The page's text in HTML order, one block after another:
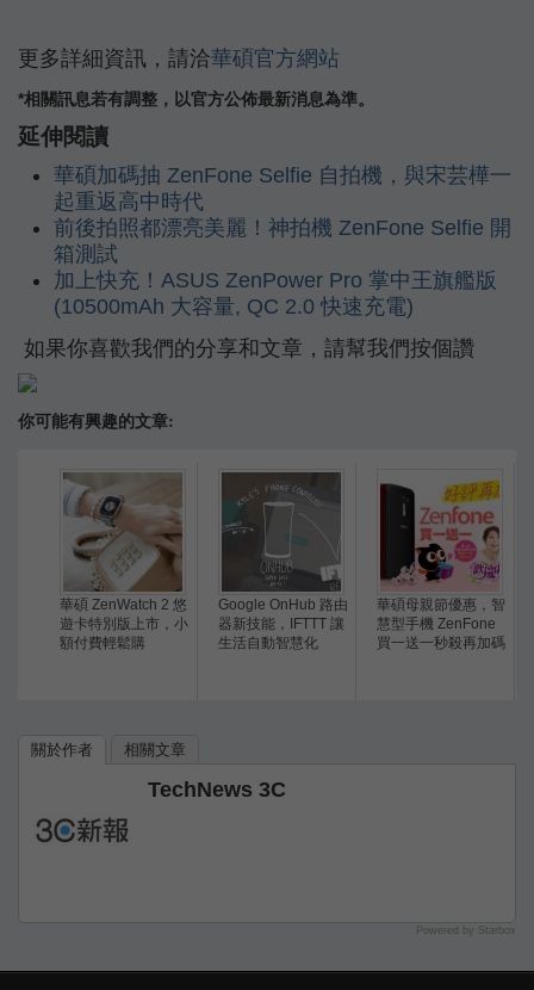
更多詳細資訊，請洽華碩官方網站
*相關訊息若有調整，以官方公佈最新消息為準。
延伸閱讀
華碩加碼抽 ZenFone Selfie 自拍機，與宋芸樺一
起重返高中時代
前後拍照都漂亮美麗！神拍機 ZenFone Selfie 開
箱測試
加上快充！ASUS ZenPower Pro 掌中王旗艦版
(10500mAh 大容量, QC 2.0 快速充電)
如果你喜歡我們的分享和文章，請幫我們按個讚
你可能有興趣的文章:
華碩 ZenWatch 2 悠
遊卡特別版上市，小
額付費輕鬆購
Google OnHub 路由
器新技能，IFTTT 讓
生活自動智慧化
華碩母親節優惠，智
慧型手機 ZenFone
買一送一秒殺再加碼
關於作者 相關文章
TechNews 3C
Powered by Starbox